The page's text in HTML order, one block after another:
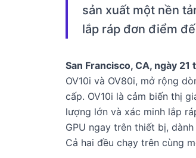
sản xuất một nền
lắp ráp đơn điểm
San Francisco, CA, ngày 21
OV10i và OV80i, mở rộng
cấp. OV10i là cảm biến thị
lượng lớn và xác minh lắp
GPU ngay trên thiết bị,
Cả hai đều chạy trên cùng